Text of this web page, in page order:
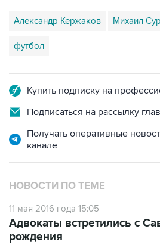
Александр Кержаков Михаил
футбол
Купить подписку на
Подписаться на рассылку
Получать оперативные
канале
НОВОСТИ ПО ТЕМЕ
11 мая 2016 года 15:05
Адвокаты встретились с
рождения